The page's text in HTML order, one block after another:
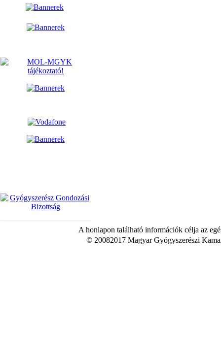
A honlapon található információk célja az
© 20082017 Magyar Gyógyszerészi